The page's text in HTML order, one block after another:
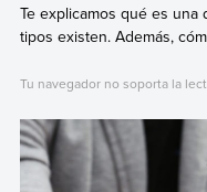
Te explicamos qué es
tipos existen. Además,
Tu navegador no soporta la